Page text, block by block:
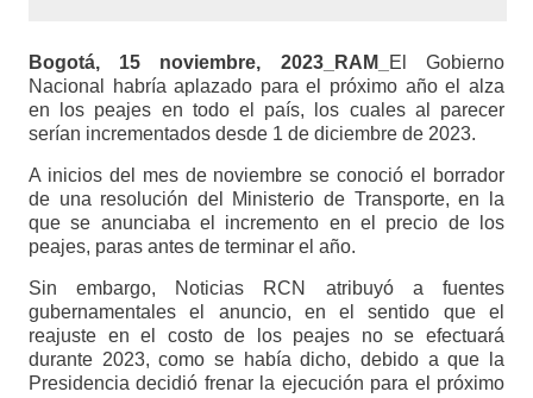
Bogotá, 15 noviembre, 2023_RAM_
El Gobierno
Nacional habría aplazado para el próximo año el alza
en los peajes en todo el país, los cuales al parecer
serían incrementados desde 1 de diciembre de 2023.
A inicios del mes de noviembre se conoció el borrador
de una resolución del Ministerio de Transporte, en la
que se anunciaba el incremento en el precio de los
peajes, paras antes de terminar el año.
Sin embargo, Noticias RCN atribuyó a fuentes
gubernamentales el anuncio, en el sentido que el
reajuste en el costo de los peajes no se efectuará
durante 2023, como se había dicho, debido a que la
Presidencia decidió frenar la ejecución para el próximo